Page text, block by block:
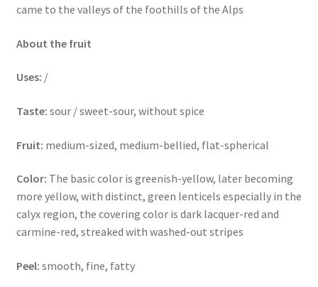
came to the valleys of the foothills of the Alps
About the fruit
Uses: /
Taste: sour / sweet-sour, without spice
Fruit: medium-sized, medium-bellied, flat-spherical
Color: The basic color is greenish-yellow, later becoming
more yellow, with distinct, green lenticels especially in the
calyx region, the covering color is dark lacquer-red and
carmine-red, streaked with washed-out stripes
Peel: smooth, fine, fatty